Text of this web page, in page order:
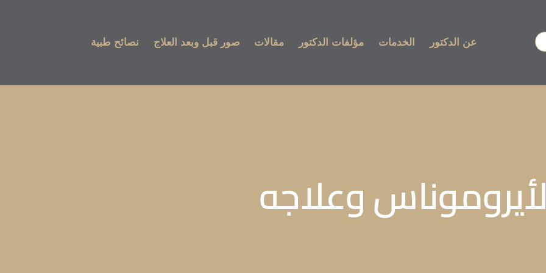
عن الدكتور الخدمات مؤلفات الدكتور مقالات صور قبل وبعد العلاج نصائح طبية
وعلاجه